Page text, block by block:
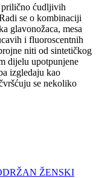
ćudljivih
se o kombinaciji
glavonožaca, mesa
i fluoroscentnih
niti od sintetičkog
dijelu upotpunjene
izgledaju kao
se nekoliko
ŽENSKI